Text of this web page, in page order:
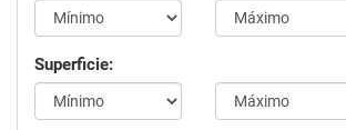
Superficie: